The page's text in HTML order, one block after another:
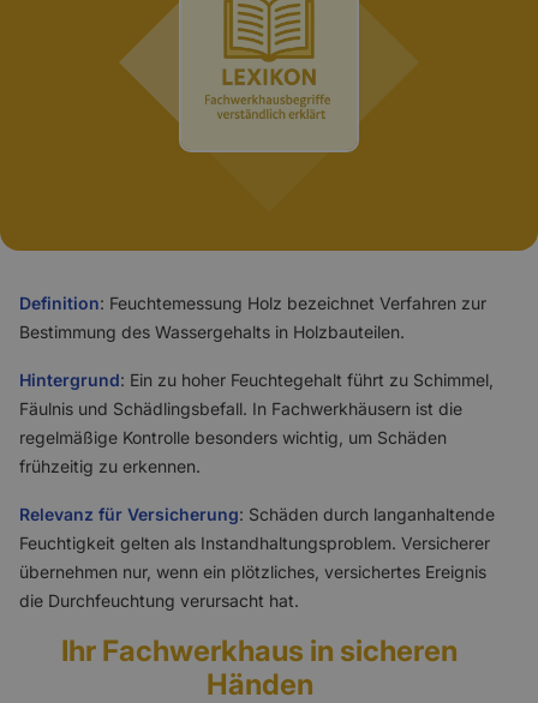
Definition: Feuchtemessung Holz bezeichnet Verfahren zur
Bestimmung des Wassergehalts in Holzbauteilen.
Hintergrund: Ein zu hoher Feuchtegehalt führt zu Schimmel,
Fäulnis und Schädlingsbefall. In Fachwerkhäusern ist die
regelmäßige Kontrolle besonders wichtig, um Schäden
frühzeitig zu erkennen.
Relevanz für Versicherung: Schäden durch langanhaltende
Feuchtigkeit gelten als Instandhaltungsproblem. Versicherer
übernehmen nur, wenn ein plötzliches, versichertes Ereignis
die Durchfeuchtung verursacht hat.
Ihr Fachwerkhaus in sicheren
Händen